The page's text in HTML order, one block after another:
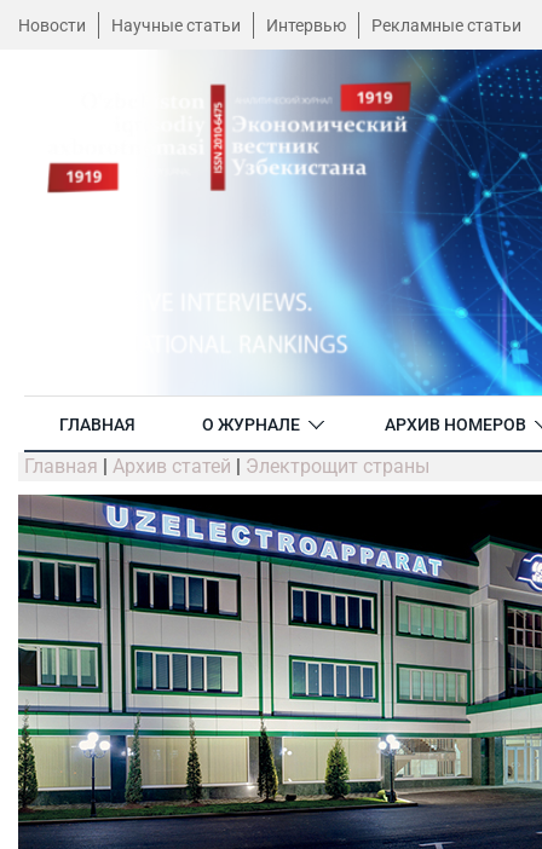
Новости Научные статьи Интервью Рекламные статьи
ГЛАВНАЯ О ЖУРНАЛЕ АРХИВ НОМЕРОВ
Главная | Архив статей | Электрощит страны